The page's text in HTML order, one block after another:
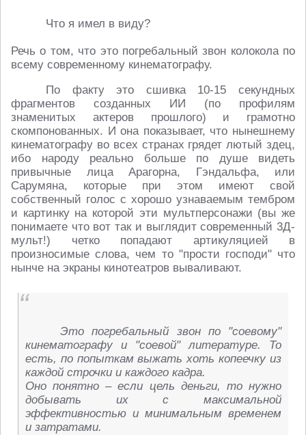
Что я имел в виду?
Речь о том, что это погребальный звон колокола по
всему современному кинематографу.
По факту это сшивка 10-15 секундных
фрагментов созданных ИИ (по профилям
знаменитых актеров прошлого) и грамотно
скомпонованных. И она показывает, что нынешнему
кинематографу во всех странах грядет лютый здец,
ибо народу реально больше по душе видеть
привычные лица Арагорна, Гэндальфа, или
Сарумяна, которые при этом имеют свой
собственный голос с хорошо узнаваемым тембром
и картинку на которой эти мультперсонажи (вы же
понимаете что вот так и выглядит современный 3Д-
мульт!) четко попадают артикуляцией в
произносимые слова, чем то "прости господи" что
нынче на экраны кинотеатров вываливают.
Это погребальный звон по "соевому"
кинематографу и "соевой" литературе. То
есть, по попыткам выжать хоть копеечку из
каждой строчки и каждого кадра.
Оно понятно – если цель деньги, то нужно
добывать их с максимальной
эффективностью и минимальным временем
и затратами.